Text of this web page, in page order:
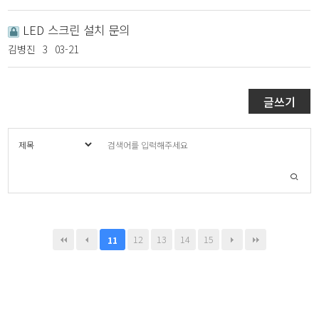
LED 스크린 설치 문의
김병진 3 03-21
글쓰기
11 12 13 14 15